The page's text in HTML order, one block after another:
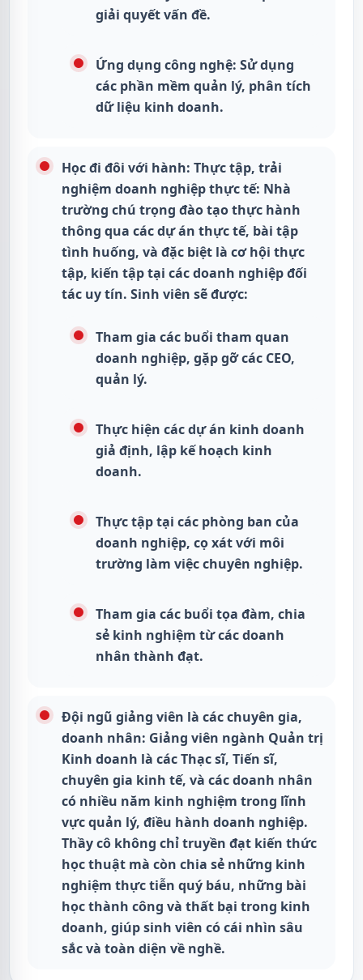
giải quyết vấn đề.
Ứng dụng công nghệ: Sử dụng
các phần mềm quản lý, phân tích
dữ liệu kinh doanh.
Học đi đôi với hành: Thực tập, trải
nghiệm doanh nghiệp thực tế: Nhà
trường chú trọng đào tạo thực hành
thông qua các dự án thực tế, bài tập
tình huống, và đặc biệt là cơ hội thực
tập, kiến tập tại các doanh nghiệp đối
tác uy tín. Sinh viên sẽ được:
Tham gia các buổi tham quan
doanh nghiệp, gặp gỡ các CEO,
quản lý.
Thực hiện các dự án kinh doanh
giả định, lập kế hoạch kinh
doanh.
Thực tập tại các phòng ban của
doanh nghiệp, cọ xát với môi
trường làm việc chuyên nghiệp.
Tham gia các buổi tọa đàm, chia
sẻ kinh nghiệm từ các doanh
nhân thành đạt.
Đội ngũ giảng viên là các chuyên gia,
doanh nhân: Giảng viên ngành Quản trị
Kinh doanh là các Thạc sĩ, Tiến sĩ,
chuyên gia kinh tế, và các doanh nhân
có nhiều năm kinh nghiệm trong lĩnh
vực quản lý, điều hành doanh nghiệp.
Thầy cô không chỉ truyền đạt kiến thức
học thuật mà còn chia sẻ những kinh
nghiệm thực tiễn quý báu, những bài
học thành công và thất bại trong kinh
doanh, giúp sinh viên có cái nhìn sâu
sắc và toàn diện về nghề.